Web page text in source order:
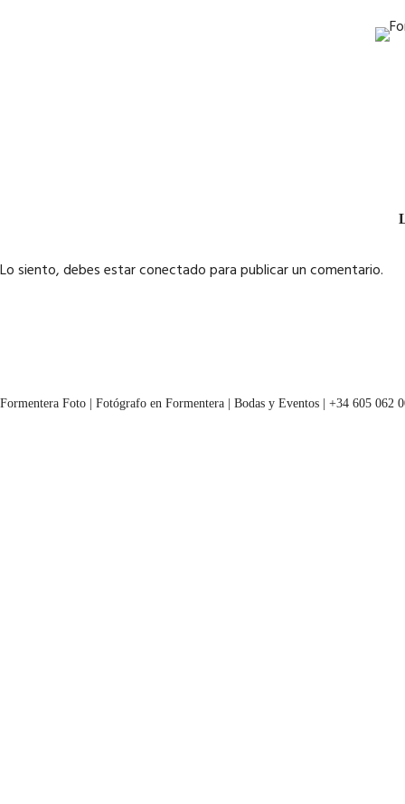
Lo siento, debes estarconectadopara publicar un comentario.
Formentera Foto | Fotógrafo en Formentera | Bodas y Eventos | +34 605 062